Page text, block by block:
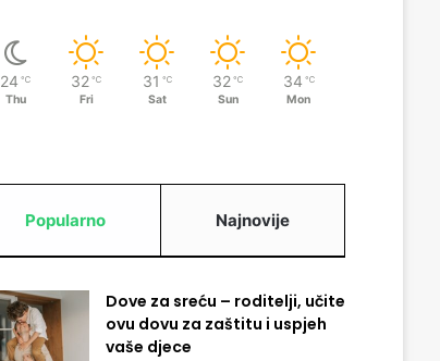
24 ℃
Thu
32 ℃
Fri
31 ℃
Sat
32 ℃
Sun
34 ℃
Mon
Popularno Najnovije
Dove za sreću – roditelji, učite
ovu dovu za zaštitu i uspjeh
vaše djece